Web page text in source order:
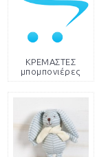
ΚΡΕΜΑΣΤΕΣ
μπομπονιέρες